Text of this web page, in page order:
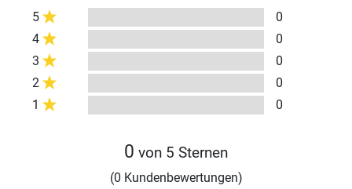
5
0
4
0
3
0
2
0
1
0
0 von 5 Sternen
(0 Kundenbewertungen)